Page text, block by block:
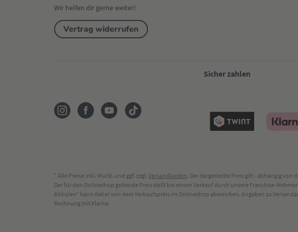
Wir helfen dir gerne weiter!
Vertrag widerrufen
Sicher zahlen
* Alle Preise inkl. MwSt. und ggf. zzgl. Versandkosten. Der dargestellte Preis gilt - abhängig
Der für den Onlineshop geltende Preis stellt bei einem Verkauf durch unsere Franchise-
Abholen“ kann daher von dem Verkaufspreis im Onlineshop abweichen. Angaben zu
Rechnung mit Klarna.